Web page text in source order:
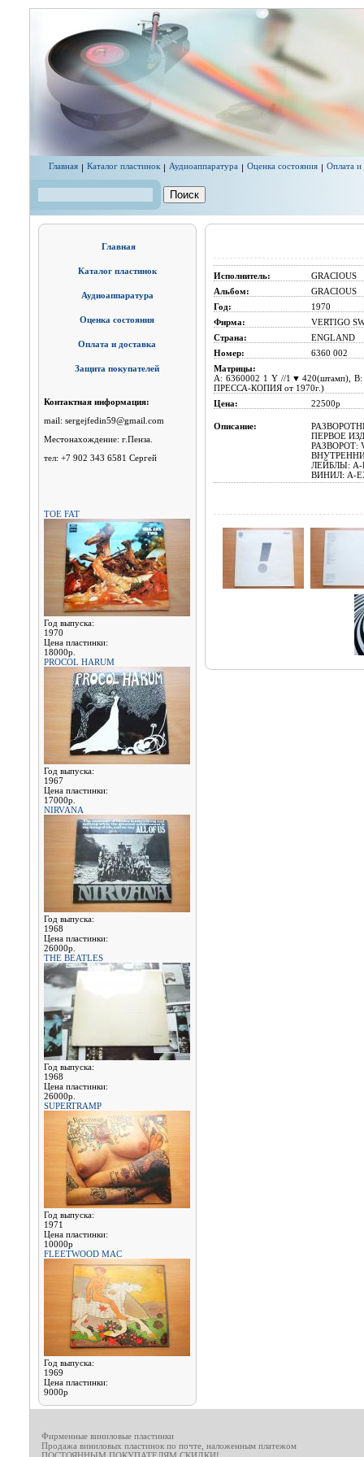
Главная Каталог пластинок Аудиоаппаратура Оценка состояния Оплата и
Главная
Каталог пластинок
Аудиоаппаратура
Оценка состояния
Оплата и доставка
Защита покупателей
Контактная информация:
mail: sergejfedin59@gmail.com
Местонахождение: г.Пенза.
тел: +7 902 343 6581 Сергей
TOE FAT
Год выпуска:
1970
Цена пластинки:
18000р.
PROCOL HARUM
Год выпуска:
1967
Цена пластинки:
17000р.
NIRVANA
Год выпуска:
1968
Цена пластинки:
26000р.
THE BEATLES
Год выпуска:
1968
Цена пластинки:
26000р.
SUPERTRAMP
Год выпуска:
1971
Цена пластинки:
10000р
FLEETWOOD MAC
Год выпуска:
1969
Цена пластинки:
9000р
Исполнитель:
GRACIOUS
Альбом:
GRACIOUS
Год:
1970
Фирма:
VERTIGO
Страна:
ENGLAND
Номер:
6360 002
Матрицы:
A: 6360002 1 Y //1▼420(штамп),
ПРЕССА-КОПИЯ от 1970г.)
Цена:
22500р
Описание:
ПЕРВОЕ
РАЗВОРОТ:
ЛЕЙБЛЫ: A-
ВИНИЛ: A-
Фирменные виниловые пластинки
Продажа виниловых пластинок по почте, наложенным платежом